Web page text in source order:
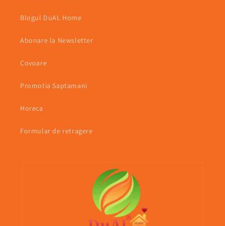
Blogul DuAL Home
Abonare la Newsletter
Covoare
Promotia Saptamani
Horeca
Formular de retragere